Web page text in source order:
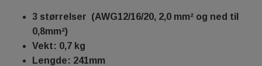
3 størrelser (AWG12/16/20, 2,0 mm² og ned til
0,8mm²)
Vekt: 0,7 kg
Lengde: 241mm